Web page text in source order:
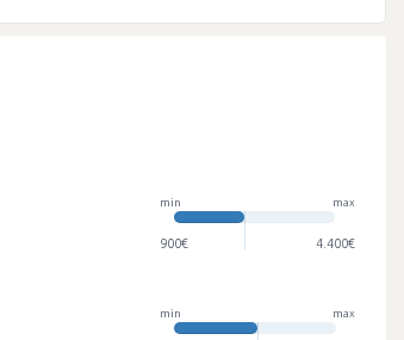
min max
900€ 4.400€
min max